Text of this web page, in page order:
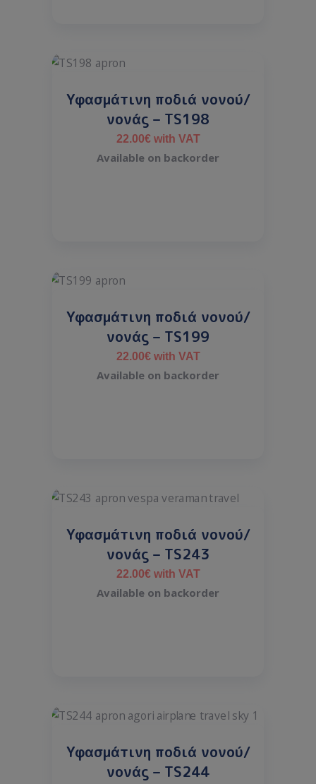
Υφασμάτινη ποδιά νονού/
νονάς – TS198
22.00€with VAT
Available on backorder
Υφασμάτινη ποδιά νονού/
νονάς – TS199
22.00€with VAT
Available on backorder
Υφασμάτινη ποδιά νονού/
νονάς – TS243
22.00€with VAT
Available on backorder
Υφασμάτινη ποδιά νονού/
νονάς – TS244